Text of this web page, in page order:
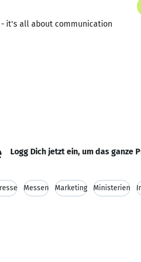
- it's all about communication
Logg Dich jetzt ein, um das ganze
Messen Marketing Ministerien